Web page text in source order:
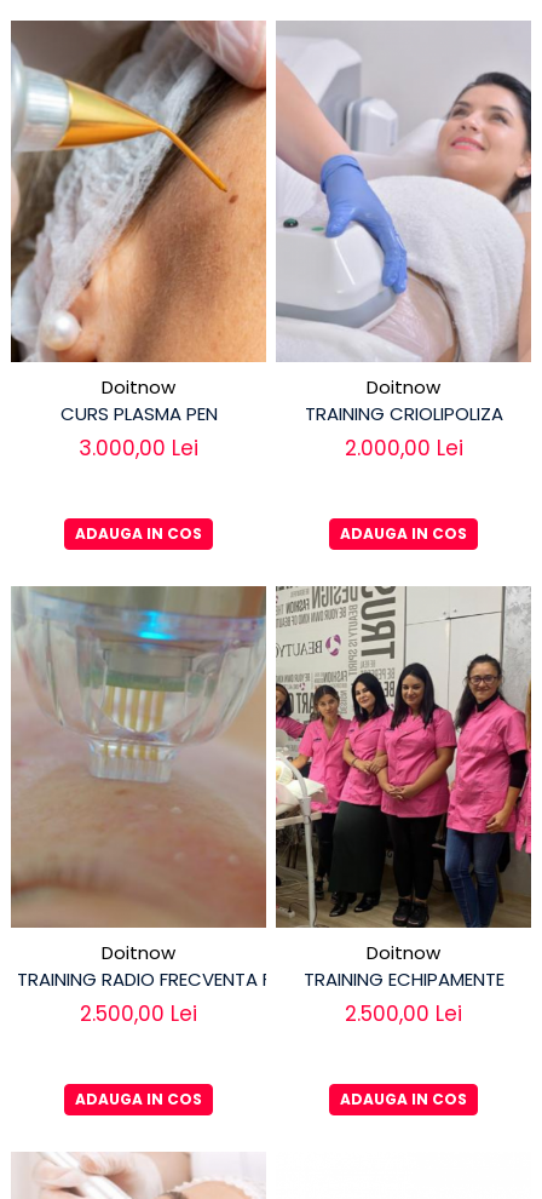
Doitnow
CURS PLASMA PEN
3.000,00 Lei
ADAUGA IN COS
Doitnow
TRAINING CRIOLIPOLIZA
2.000,00 Lei
ADAUGA IN COS
Doitnow
TRAINING RADIO FRECVENTA FRACTIONATA
2.500,00 Lei
ADAUGA IN COS
Doitnow
TRAINING ECHIPAMENTE
2.500,00 Lei
ADAUGA IN COS